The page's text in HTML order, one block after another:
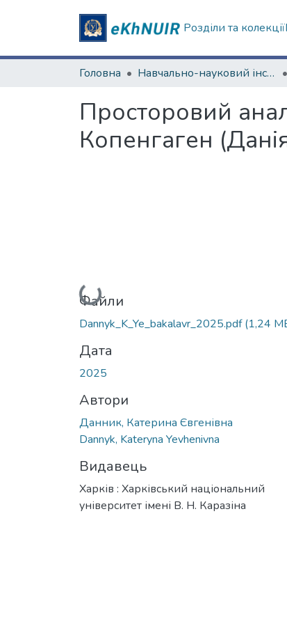
Розділи та колекції
Головна Навчально-науковий інститут екології, зеленої енергетики та сталого розвитку
Просторовий
Копенгаген
Вантажиться...
Файли
Dannyk_K_Ye_bakalavr_2025.pdf(1,24
Дата
2025
Автори
Данник, Катерина Євгенівна
Dannyk, Kateryna Yevhenivna
Видавець
Харків : Харківський національний
університет імені В. Н. Каразіна